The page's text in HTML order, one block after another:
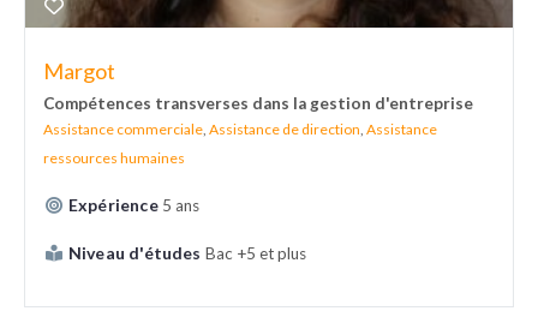
Margot
Compétences transverses dans la gestion d'entreprise
Assistance commerciale, Assistance de direction, Assistance
ressources humaines
Expérience 5 ans
Niveau d'études Bac +5 et plus